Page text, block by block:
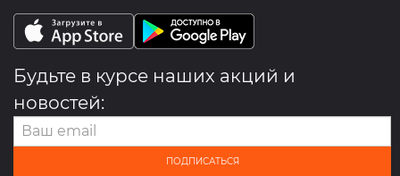
Будьте в курсе наших акций и
новостей:
ПОДПИСАТЬСЯ